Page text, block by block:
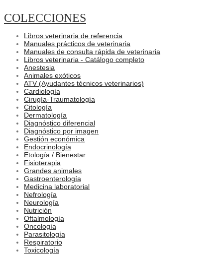
COLECCIONES
Libros veterinaria de referencia
Manuales prácticos de veterinaria
Manuales de consulta rápida de veterinaria
Libros veterinaria - Catálogo completo
Anestesia
Animales exóticos
ATV (Ayudantes técnicos veterinarios)
Cardiología
Cirugía-Traumatología
Citología
Dermatología
Diagnóstico diferencial
Diagnóstico por imagen
Gestión económica
Endocrinología
Etología / Bienestar
Fisioterapia
Grandes animales
Gastroenterología
Medicina laboratorial
Nefrología
Neurología
Nutrición
Oftalmología
Oncología
Parasitología
Respiratorio
Toxicología